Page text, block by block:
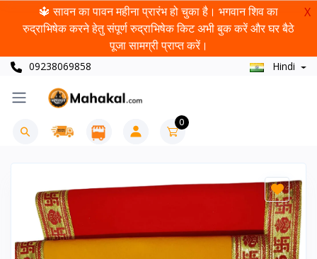
🔱 सावन का पावन महीना प्रारंभ हो चुका है। भगवान शिव का
रुद्राभिषेक करने हेतु संपूर्ण रुद्राभिषेक किट अभी बुक करें और घर बैठे
पूजा सामग्री प्राप्त करें।
X
09238069858 Hindi
0